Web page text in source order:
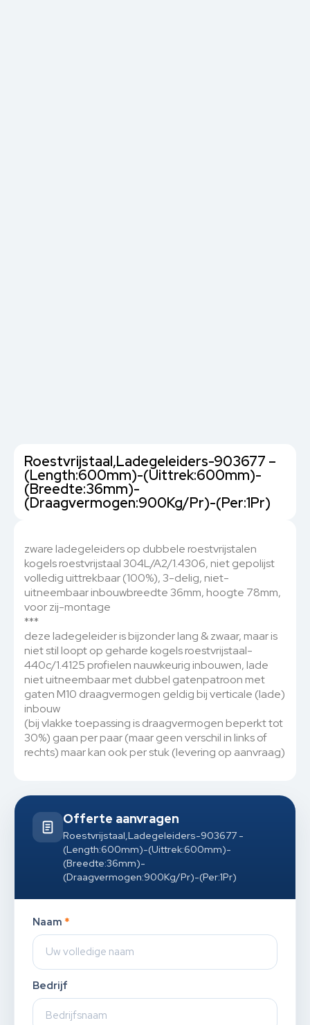
Roestvrijstaal,Ladegeleiders-903677 –
(Length:600mm)-(Uittrek:600mm)-
(Breedte:36mm)-
(Draagvermogen:900Kg/Pr)-(Per:1Pr)
zware ladegeleiders op dubbele roestvrijstalen
kogels roestvrijstaal 304L/A2/1.4306, niet gepolijst
volledig uittrekbaar (100%), 3-delig, niet-
uitneembaar inbouwbreedte 36mm, hoogte 78mm,
voor zij-montage
***
deze ladegeleider is bijzonder lang & zwaar, maar is
niet stil loopt op geharde kogels roestvrijstaal-
440c/1.4125 profielen nauwkeurig inbouwen, lade
niet uitneembaar met dubbel gatenpatroon met
gaten M10 draagvermogen geldig bij verticale (lade)
inbouw
(bij vlakke toepassing is draagvermogen beperkt tot
30%) gaan per paar (maar geen verschil in links of
rechts) maar kan ook per stuk (levering op aanvraag)
Offerte aanvragen
Roestvrijstaal,Ladegeleiders-903677 -
(Length:600mm)-(Uittrek:600mm)-
(Breedte:36mm)-
(Draagvermogen:900Kg/Pr)-(Per:1Pr)
Naam *
Bedrijf